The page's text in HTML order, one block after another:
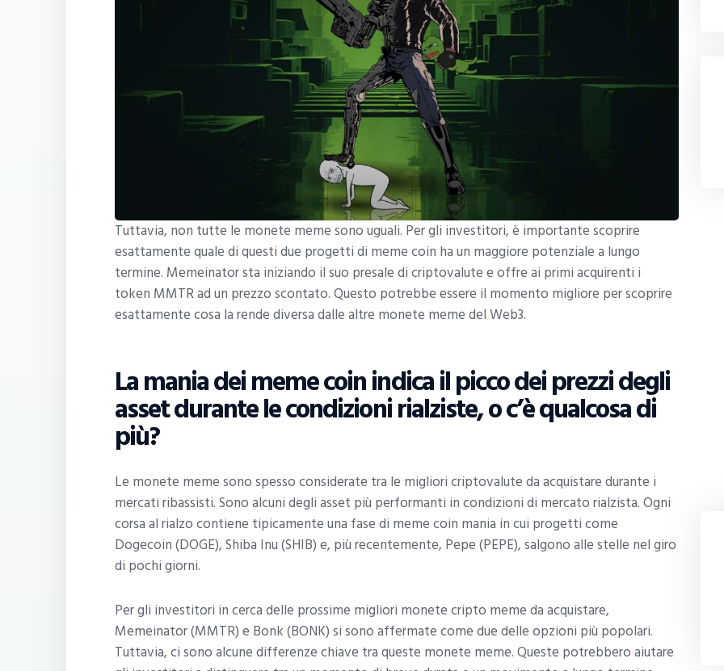
Tuttavia, non tutte le monete meme sono uguali. Per gli investitori, è importante scoprire
esattamente quale di questi due progetti di meme coin ha un maggiore potenziale a lungo
termine. Memeinator sta iniziando il suo presale di criptovalute e offre ai primi acquirenti i
token MMTR ad un prezzo scontato. Questo potrebbe essere il momento migliore per scoprire
esattamente cosa la rende diversa dalle altre monete meme del Web3.
La mania dei meme coin indica il picco dei prezzi degli
asset durante le condizioni rialziste, o c’è qualcosa di
più?
Le monete meme sono spesso considerate tra le migliori criptovalute da acquistare durante i
mercati ribassisti. Sono alcuni degli asset più performanti in condizioni di mercato rialzista. Ogni
corsa al rialzo contiene tipicamente una fase di meme coin mania in cui progetti come
Dogecoin (DOGE), Shiba Inu (SHIB) e, più recentemente, Pepe (PEPE), salgono alle stelle nel giro
di pochi giorni.
Per gli investitori in cerca delle prossime migliori monete cripto meme da acquistare,
Memeinator (MMTR) e Bonk (BONK) si sono affermate come due delle opzioni più popolari.
Tuttavia, ci sono alcune differenze chiave tra queste monete meme. Queste potrebbero aiutare